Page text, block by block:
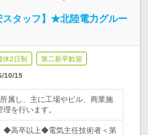
スタッフ】★北陸電力グルー
休2日制 第二新卒歓迎
10/15
属し、主に工場やビル、商業施
を行います。
◆高卒以上◆電気主任技術者＜第